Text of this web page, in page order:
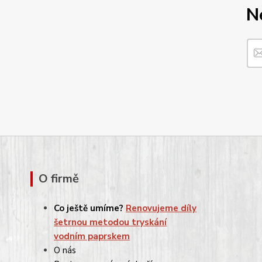
O firmě
Co ještě umíme? Renovujeme díly
šetrnou metodou tryskání
vodním paprskem
O nás